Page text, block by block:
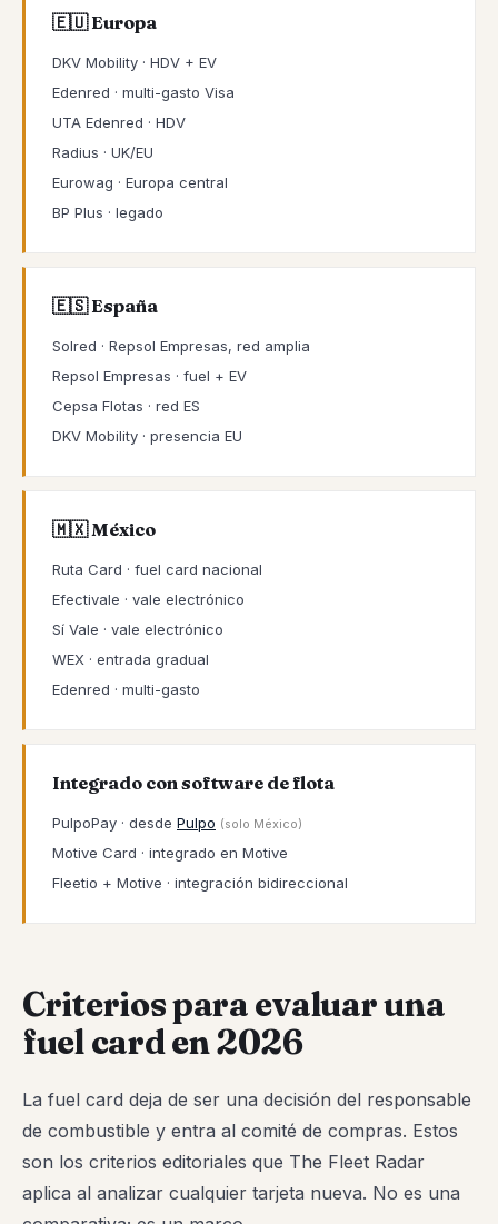
🇪🇺 Europa
DKV Mobility · HDV + EV
Edenred · multi-gasto Visa
UTA Edenred · HDV
Radius · UK/EU
Eurowag · Europa central
BP Plus · legado
🇪🇸 España
Solred · Repsol Empresas, red amplia
Repsol Empresas · fuel + EV
Cepsa Flotas · red ES
DKV Mobility · presencia EU
🇲🇽 México
Ruta Card · fuel card nacional
Efectivale · vale electrónico
Sí Vale · vale electrónico
WEX · entrada gradual
Edenred · multi-gasto
Integrado con software de flota
PulpoPay · desde Pulpo (solo México)
Motive Card · integrado en Motive
Fleetio + Motive · integración bidireccional
Criterios para evaluar una
fuel card en 2026
La fuel card deja de ser una decisión del responsable
de combustible y entra al comité de compras. Estos
son los criterios editoriales que The Fleet Radar
aplica al analizar cualquier tarjeta nueva. No es una